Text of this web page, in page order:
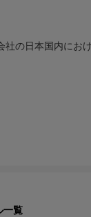
の日本国内にお
一覧